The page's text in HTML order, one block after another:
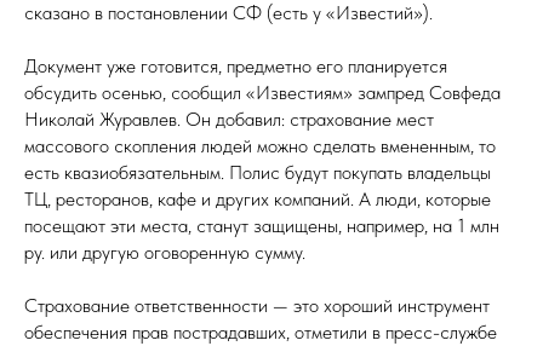
сказано в постановлении СФ (есть у «Известий»).
Документ уже готовится, предметно его планируется
обсудить осенью, сообщил «Известиям» зампред Совфеда
Николай Журавлев. Он добавил: страхование мест
массового скопления людей можно сделать вмененным, то
есть квазиобязательным. Полис будут покупать владельцы
ТЦ, ресторанов, кафе и других компаний. А люди, которые
посещают эти места, станут защищены, например, на 1 млн
ру. или другую оговоренную сумму.
Страхование ответственности — это хороший инструмент
обеспечения прав пострадавших, отметили в пресс-службе